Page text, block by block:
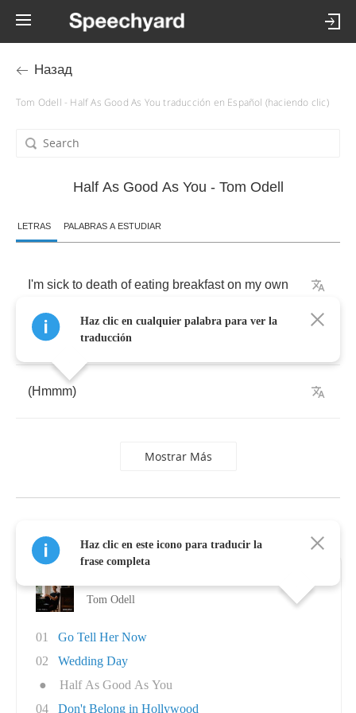
Назад
Tom Odell - Half As Good As You traducción en Español (haciendo clic)
Half As Good As You - Tom Odell
LETRAS PALABRAS A ESTUDIAR
I'm sick to death of eating breakfast on my own
Starting out my daily
(Hmmm)
Mostrar Más
Haz clic en cualquier palabra para ver la
traducción
Haz clic en este icono para traducir la
frase completa
Tom Odell
01
Go Tell Her Now
02
Wedding Day
●
Half As Good As You
04
Don't Belong in Hollywood